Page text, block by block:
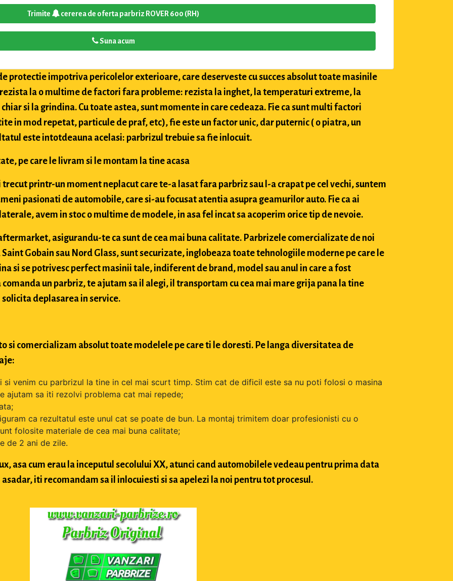
Trimite cererea de oferta parbriz ROVER 600 (RH)
Suna acum
protectie impotriva pericolelor exterioare, care deserveste cu succes absolut toate masinile
la o multime de factori fara probleme: rezista la inghet, la temperaturi extreme, la
si la grindina. Cu toate astea, sunt momente in care cedeaza. Fie ca sunt multi factori
in mod repetat, particule de praf, etc), fie este un factor unic, dar puternic ( o piatra, un
este intotdeauna acelasi: parbrizul trebuie sa fie inlocuit.
pe care le livram si le montam la tine acasa
printr-un moment neplacut care te-a lasat fara parbriz sau l-a crapat pe cel vechi, suntem
pasionati de automobile, care si-au focusat atentia asupra geamurilor auto. Fie ca ai
avem in stoc o multime de modele, in asa fel incat sa acoperim orice tip de nevoie.
asigurandu-te ca sunt de cea mai buna calitate. Parbrizele comercializate de noi
Gobain sau Nord Glass, sunt securizate, inglobeaza toate tehnologiile moderne pe care le
si se potrivesc perfect masinii tale, indiferent de brand, model sau anul in care a fost
un parbriz, te ajutam sa il alegi, il transportam cu cea mai mare grija pana la tine
deplasarea in service.
si comercializam absolut toate modelele pe care ti le doresti. Pe langa diversitatea de
si venim cu parbrizul la tine in cel mai scurt timp. Stim cat de dificil este sa nu poti folosi o masina
ajutam sa iti rezolvi problema cat mai repede;
ca rezultatul este unul cat se poate de bun. La montaj trimitem doar profesionisti cu o
folosite materiale de cea mai buna calitate;
de 2 ani de zile.
asa cum erau la inceputul secolului XX, atunci cand automobilele vedeau pentru prima data
iti recomandam sa il inlocuiesti si sa apelezi la noi pentru tot procesul.